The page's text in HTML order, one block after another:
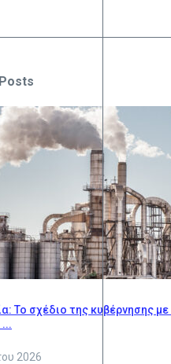
Το σχέδιο της κυβέρνησης
2026